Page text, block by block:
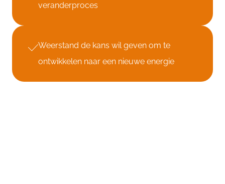
veranderproces
Weerstand de kans wil geven om te
ontwikkelen naar een nieuwe energie